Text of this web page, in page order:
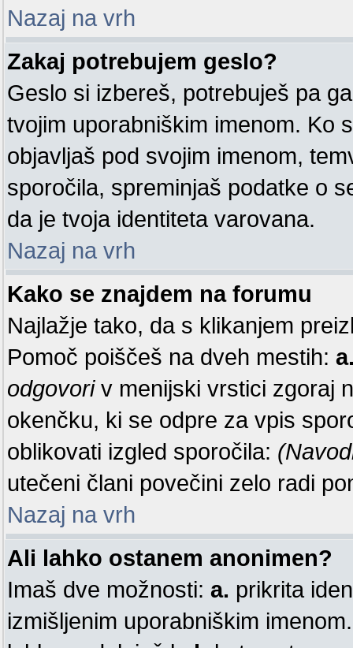
Nazaj na vrh
Zakaj potrebujem geslo?
Geslo si izbereš, potrebuješ pa
tvojim uporabniškim imenom. Ko
objavljaš pod svojim imenom,
sporočila, spreminjaš podatke o
da je tvoja identiteta varovana.
Nazaj na vrh
Kako se znajdem na forumu
Najlažje tako, da s klikanjem
Pomoč poiščeš na dveh mestih:
odgovoriv menijski vrstici zgoraj
okenčku, ki se odpre za vpis
oblikovati izgled sporočila:
utečeni člani povečini zelo radi
Nazaj na vrh
Ali lahko ostanem anonimen?
Imaš dve možnosti: a. prikrita
izmišljenim uporabniškim